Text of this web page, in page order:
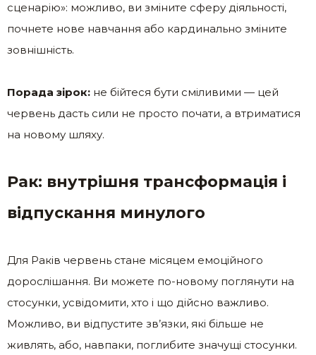
сценарію»: можливо, ви зміните сферу діяльності,
почнете нове навчання або кардинально зміните
зовнішність.
Порада зірок: не бійтеся бути сміливими — цей
червень дасть сили не просто почати, а втриматися
на новому шляху.
Рак: внутрішня трансформація і
відпускання минулого
Для Раків червень стане місяцем емоційного
дорослішання. Ви можете по-новому поглянути на
стосунки, усвідомити, хто і що дійсно важливо.
Можливо, ви відпустите зв’язки, які більше не
живлять, або, навпаки, поглибите значущі стосунки.